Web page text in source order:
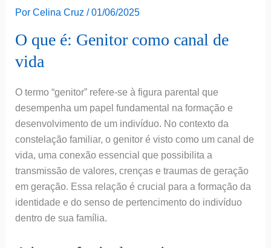
Por Celina Cruz / 01/06/2025
O que é: Genitor como canal de
vida
O termo “genitor” refere-se à figura parental que
desempenha um papel fundamental na formação e
desenvolvimento de um indivíduo. No contexto da
constelação familiar, o genitor é visto como um canal de
vida, uma conexão essencial que possibilita a
transmissão de valores, crenças e traumas de geração
em geração. Essa relação é crucial para a formação da
identidade e do senso de pertencimento do indivíduo
dentro de sua família.